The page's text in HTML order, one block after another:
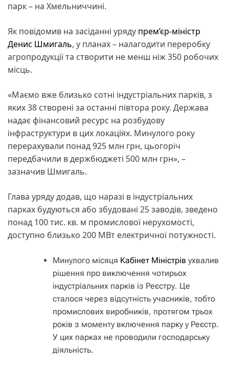
парк – на Хмельниччині.
Як повідомив на засіданні уряду прем’єр-міністр
Денис Шмигаль, у планах – налагодити переробку
агропродукції та створити не менш ніж 350 робочих
місць.
«Маємо вже близько сотні індустріальних парків, з
яких 38 створені за останні півтора року. Держава
надає фінансовий ресурс на розбудову
інфраструктури в цих локаціях. Минулого року
перерахували понад 925 млн грн, цьогоріч
передбачили в держбюджеті 500 млн грн», –
зазначив Шмигаль.
Глава уряду додав, що наразі в індустріальних
парках будуються або збудовані 25 заводів, зведено
понад 100 тис. кв. м промислової нерухомості,
доступно близько 200 МВт електричної потужності.
Минулого місяця Кабінет Міністрів ухвалив
рішення про виключення чотирьох
індустріальних парків із Реєстру. Це
сталося через відсутність учасників, тобто
промислових виробників, протягом трьох
років з моменту включення парку у Реєстр.
У цих парках не проводили господарську
діяльність.